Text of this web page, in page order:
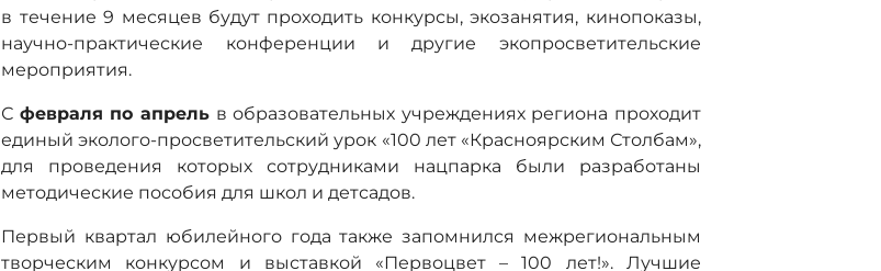
в течение 9 месяцев будут проходить конкурсы, экозанятия, кинопоказы,
научно-практические конференции и другие экопросветительские
мероприятия.
С февраля по апрельв образовательных учреждениях региона проходит
единый эколого-просветительский урок «100 лет «Красноярским Столбам»,
для проведения которых сотрудниками нацпарка были разработаны
методические пособия для школ и детсадов.
Первый квартал юбилейного года также запомнился межрегиональным
творческим конкурсом и выставкой «Первоцвет – 100 лет!». Лучшие